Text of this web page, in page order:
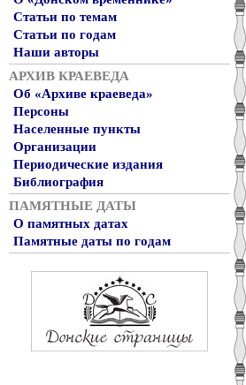
Статьи по темам
Статьи по годам
Наши авторы
АРХИВ КРАЕВЕДА
Об «Архиве краеведа»
Персоны
Населенные пункты
Организации
Периодические издания
Библиография
ПАМЯТНЫЕ ДАТЫ
О памятных датах
Памятные даты по годам